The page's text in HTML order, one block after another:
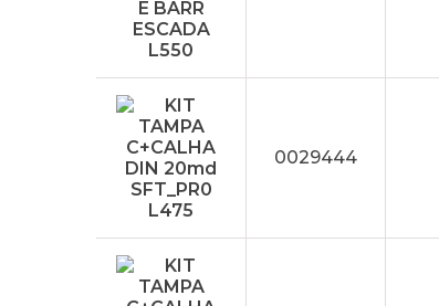
0029444